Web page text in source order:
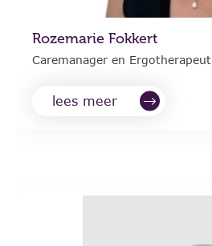
Rozemarie Fokkert
Caremanager en Ergotherapeut
lees meer